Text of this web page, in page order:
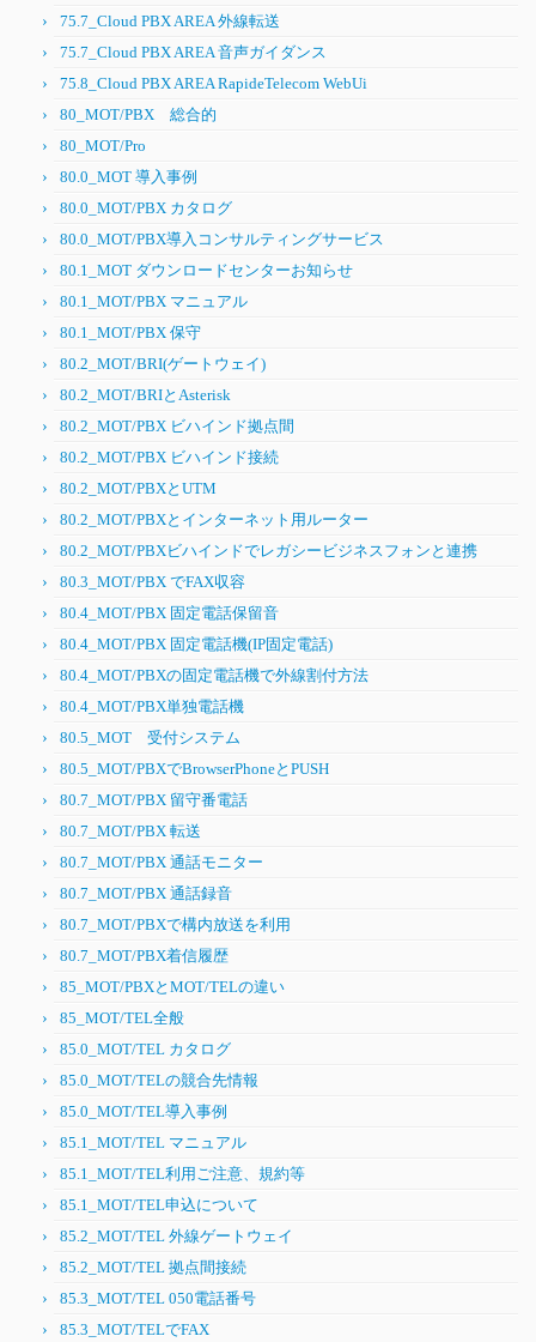
75.7_Cloud PBX AREA 外線転送
75.7_Cloud PBX AREA 音声ガイダンス
75.8_Cloud PBX AREA RapideTelecom WebUi
80_MOT/PBX 総合的
80_MOT/Pro
80.0_MOT 導入事例
80.0_MOT/PBX カタログ
80.0_MOT/PBX導入コンサルティングサービス
80.1_MOT ダウンロードセンターお知らせ
80.1_MOT/PBX マニュアル
80.1_MOT/PBX 保守
80.2_MOT/BRI(ゲートウェイ)
80.2_MOT/BRIとAsterisk
80.2_MOT/PBX ビハインド拠点間
80.2_MOT/PBX ビハインド接続
80.2_MOT/PBXとUTM
80.2_MOT/PBXとインターネット用ルーター
80.2_MOT/PBXビハインドでレガシービジネスフォンと連携
80.3_MOT/PBX でFAX収容
80.4_MOT/PBX 固定電話保留音
80.4_MOT/PBX 固定電話機(IP固定電話)
80.4_MOT/PBXの固定電話機で外線割付方法
80.4_MOT/PBX単独電話機
80.5_MOT 受付システム
80.5_MOT/PBXでBrowserPhoneとPUSH
80.7_MOT/PBX 留守番電話
80.7_MOT/PBX 転送
80.7_MOT/PBX 通話モニター
80.7_MOT/PBX 通話録音
80.7_MOT/PBXで構内放送を利用
80.7_MOT/PBX着信履歴
85_MOT/PBXとMOT/TELの違い
85_MOT/TEL全般
85.0_MOT/TEL カタログ
85.0_MOT/TELの競合先情報
85.0_MOT/TEL導入事例
85.1_MOT/TEL マニュアル
85.1_MOT/TEL利用ご注意、規約等
85.1_MOT/TEL申込について
85.2_MOT/TEL 外線ゲートウェイ
85.2_MOT/TEL 拠点間接続
85.3_MOT/TEL 050電話番号
85.3_MOT/TELでFAX